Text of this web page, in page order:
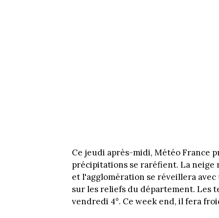
Ce jeudi après-midi, Météo France
précipitations se raréfient. La
et l'agglomération se réveillera avec
sur les reliefs du département. Les
vendredi 4°. Ce week end, il fera